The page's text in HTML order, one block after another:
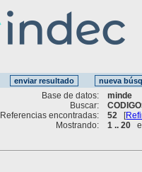
Base de datos:
minde
Buscar:
Referencias encontradas:
52 [
Mostrando:
1 .. 20